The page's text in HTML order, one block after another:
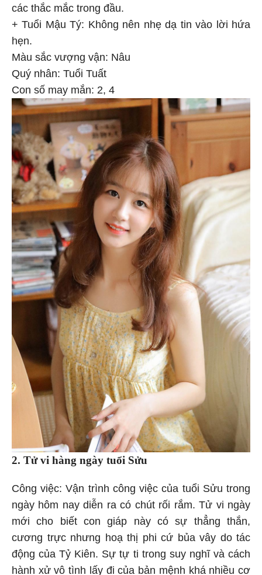
các thắc mắc trong đầu.
+ Tuổi Mậu Tý: Không nên nhẹ dạ tin vào lời hứa
hẹn.
Màu sắc vượng vận: Nâu
Quý nhân: Tuổi Tuất
Con số may mắn: 2, 4
2. Tử vi hàng ngày tuổi Sửu
Công việc: Vận trình công việc của tuổi Sửu trong
ngày hôm nay diễn ra có chút rối rắm. Tử vi ngày
mới cho biết con giáp này có sự thẳng thắn,
cương trực nhưng hoạ thị phi cứ bủa vây do tác
động của Tỷ Kiên. Sự tự ti trong suy nghĩ và cách
hành xử vô tình lấy đi của bản mệnh khá nhiều cơ